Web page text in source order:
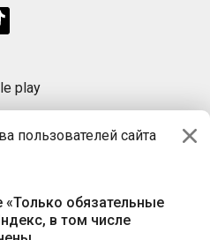
пользователей сайта
обязательные
в том числе
play
БАЙ»
г. Минск, пр-т Независимости